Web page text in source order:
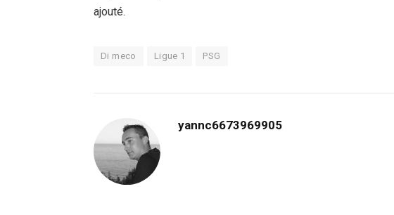
ajouté.
Di meco Ligue 1 PSG
yannc6673969905